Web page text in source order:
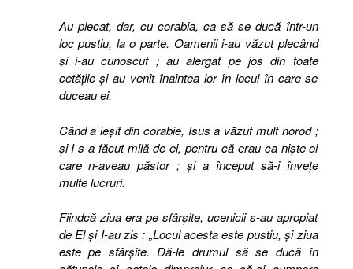
Au plecat, dar, cu corabia, ca să se ducă într-un
loc pustiu, la o parte. Oamenii i-au văzut plecând
şi i-au cunoscut ; au alergat pe jos din toate
cetăţile şi au venit înaintea lor în locul în care se
duceau ei.
Când a ieşit din corabie, Isus a văzut mult norod ;
şi I s-a făcut milă de ei, pentru că erau ca nişte oi
care n-aveau păstor ; şi a început să-i înveţe
multe lucruri.
Fiindcă ziua era pe sfârşite, ucenicii s-au apropiat
de El şi I-au zis : „Locul acesta este pustiu, şi ziua
este pe sfârşite. Dă-le drumul să se ducă în